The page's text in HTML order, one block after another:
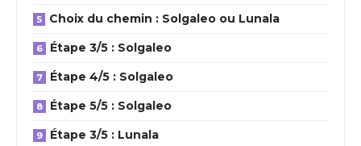
Choix du chemin : Solgaleo ou Lunala
Étape 3/5 : Solgaleo
Étape 4/5 : Solgaleo
Étape 5/5 : Solgaleo
Étape 3/5 : Lunala